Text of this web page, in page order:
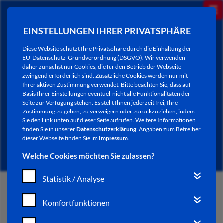
EINSTELLUNGEN IHRER PRIVATSPHÄRE
Diese Website schützt Ihre Privatsphäre durch die Einhaltung der
EU-Datenschutz-Grundverordnung (DSGVO). Wir verwenden
daher zunächst nur Cookies, die für den Betrieb der Webseite
zwingend erforderlich sind. Zusätzliche Cookies werden nur mit
Ihrer aktiven Zustimmung verwendet. Bitte beachten Sie, dass auf
Basis Ihrer Einstellungen eventuell nicht alle Funktionalitäten der
Seite zur Verfügung stehen. Es steht Ihnen jederzeit frei, Ihre
Zustimmung zu geben, zu verweigern oder zurückzuziehen, indem
Sie den Link unten auf dieser Seite aufrufen. Weitere Informationen
finden Sie in unsererDatenschutzerklärung. Angaben zum Betreiber
dieser Webseite finden Sie im Impressum.
Welche Cookies möchten Sie zulassen?
Statistik / Analyse
Komfortfunktionen
AKTUELLES
START